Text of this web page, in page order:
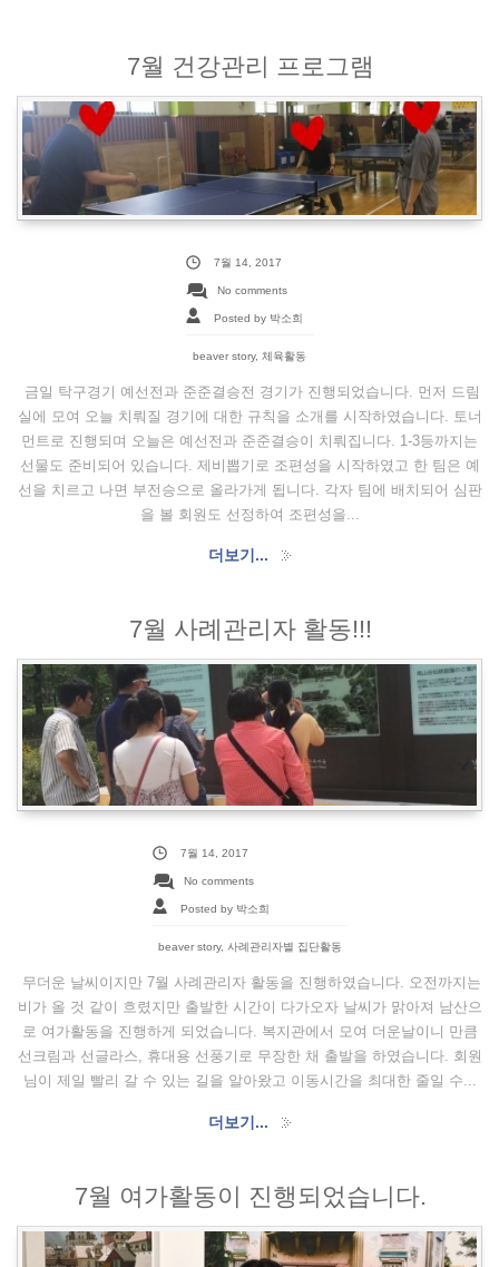
7월 건강관리 프로그램
7월 14, 2017
No comments
Posted by 박소희
beaver story, 체육활동
금일 탁구경기 예선전과 준준결승전 경기가 진행되었습니다. 먼저 드림
실에 모여 오늘 치뤄질 경기에 대한 규칙을 소개를 시작하였습니다. 토너
먼트로 진행되며 오늘은 예선전과 준준결승이 치뤄집니다. 1-3등까지는
선물도 준비되어 있습니다. 제비뽑기로 조편성을 시작하였고 한 팀은 예
선을 치르고 나면 부전승으로 올라가게 됩니다. 각자 팀에 배치되어 심판
을 볼 회원도 선정하여 조편성을...
더보기...
7월 사례관리자 활동!!!
7월 14, 2017
No comments
Posted by 박소희
beaver story, 사례관리자별 집단활동
무더운 날씨이지만 7월 사례관리자 활동을 진행하였습니다. 오전까지는
비가 올 것 같이 흐렸지만 출발한 시간이 다가오자 날씨가 맑아져 남산으
로 여가활동을 진행하게 되었습니다. 복지관에서 모여 더운날이니 만큼
선크림과 선글라스, 휴대용 선풍기로 무장한 채 출발을 하였습니다. 회원
님이 제일 빨리 갈 수 있는 길을 알아왔고 이동시간을 최대한 줄일 수...
더보기...
7월 여가활동이 진행되었습니다.